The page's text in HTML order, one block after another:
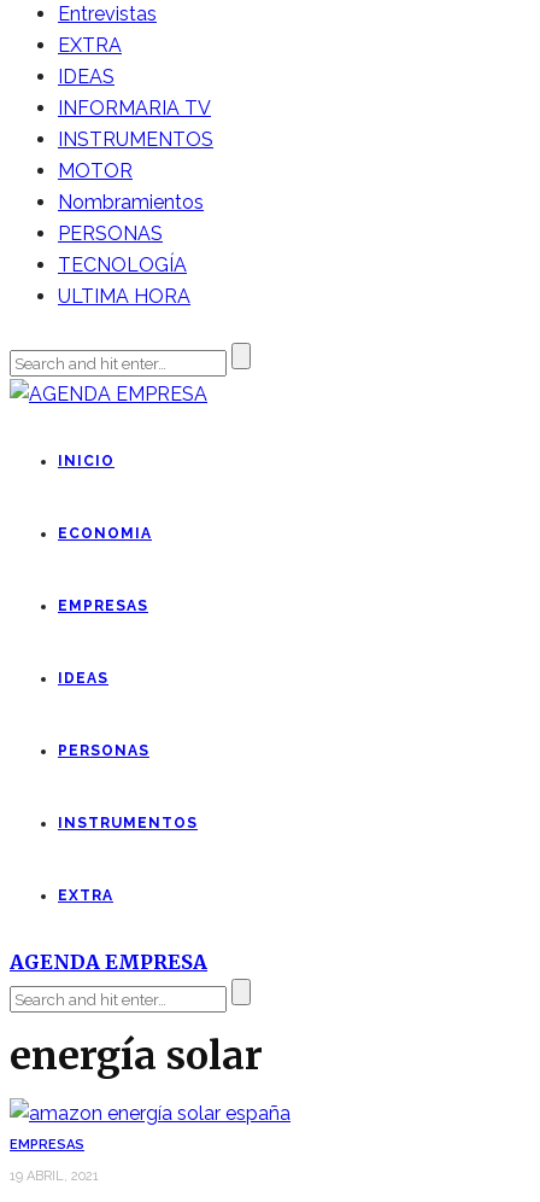
Entrevistas
EXTRA
IDEAS
INFORMARIA TV
INSTRUMENTOS
MOTOR
Nombramientos
PERSONAS
TECNOLOGÍA
ULTIMA HORA
INICIO
ECONOMIA
EMPRESAS
IDEAS
PERSONAS
INSTRUMENTOS
EXTRA
AGENDA EMPRESA
energía solar
EMPRESAS
19 ABRIL, 2021